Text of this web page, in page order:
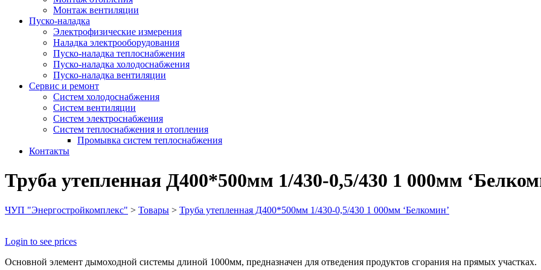
Монтаж вентиляции
Пуско-наладка
Электрофизические измерения
Наладка электрооборудования
Пуско-наладка теплоснабжения
Пуско-наладка холодоснабжения
Пуско-наладка вентиляции
Сервис и ремонт
Систем холодоснабжения
Систем вентиляции
Систем электроснабжения
Систем теплоснабжения и отопления
Промывка систем теплоснабжения
Контакты
Труба утепленная Д400*500мм 1/430-0,5/430 1 000мм
ЧУП "Энергостройкомплекс" > Товары > Труба утепленная Д400*500мм 1/430-0,5/430 1 000мм ‘Белкомин’
Login to see prices
Основной элемент дымоходной системы длиной 1000мм, предназначен для отведения продуктов сгорания на прямых участках.